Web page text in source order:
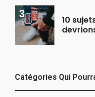
10
Catégories Qui